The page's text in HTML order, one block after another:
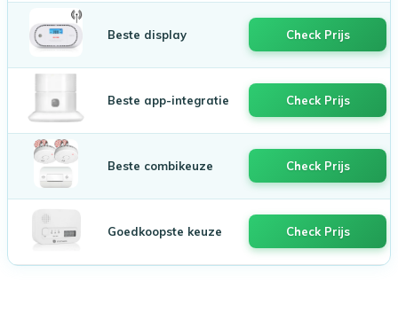
Beste display Check Prijs
Beste app-integratie Check Prijs
Beste combikeuze Check Prijs
Goedkoopste keuze Check Prijs